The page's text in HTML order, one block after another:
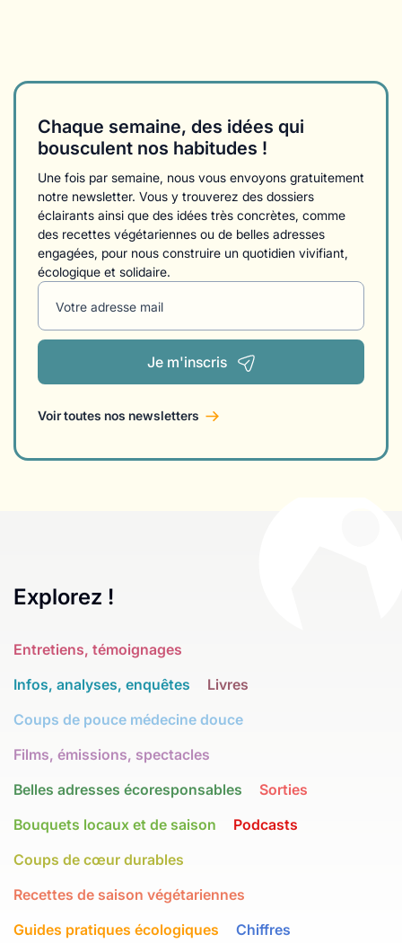
Chaque semaine, des idées qui
bousculent nos habitudes !
Une fois par semaine, nous vous envoyons gratuitement
notre newsletter. Vous y trouverez des dossiers
éclairants ainsi que des idées très concrètes, comme
des recettes végétariennes ou de belles adresses
engagées, pour nous construire un quotidien vivifiant,
écologique et solidaire.
Votre adresse mail
Je m'inscris
Voir toutes nos newsletters
Explorez !
Entretiens, témoignages
Infos, analyses, enquêtes
Livres
Coups de pouce médecine douce
Films, émissions, spectacles
Belles adresses écoresponsables
Sorties
Bouquets locaux et de saison
Podcasts
Coups de cœur durables
Recettes de saison végétariennes
Guides pratiques écologiques
Chiffres